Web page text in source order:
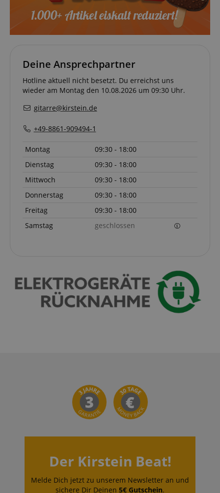
Deine Ansprechpartner
Hotline aktuell nicht besetzt. Du erreichst uns
wieder am Montag den 10.08.2026 um 09:30 Uhr.
gitarre@kirstein.de
+49-8861-909494-1
Montag
09:30 - 18:00
Dienstag
09:30 - 18:00
Mittwoch
09:30 - 18:00
Donnerstag
09:30 - 18:00
Freitag
09:30 - 18:00
Samstag
geschlossen
Der Kirstein Beat!
Melde Dich jetzt zu unserem Newsletter an und
sichere Dir Deinen 5€ Gutschein.
vid-
91347
Stunde
59
Minuten
remembering
the state of
zoovu
assistant for
etc.).
Google-
Datenschutzerklärung